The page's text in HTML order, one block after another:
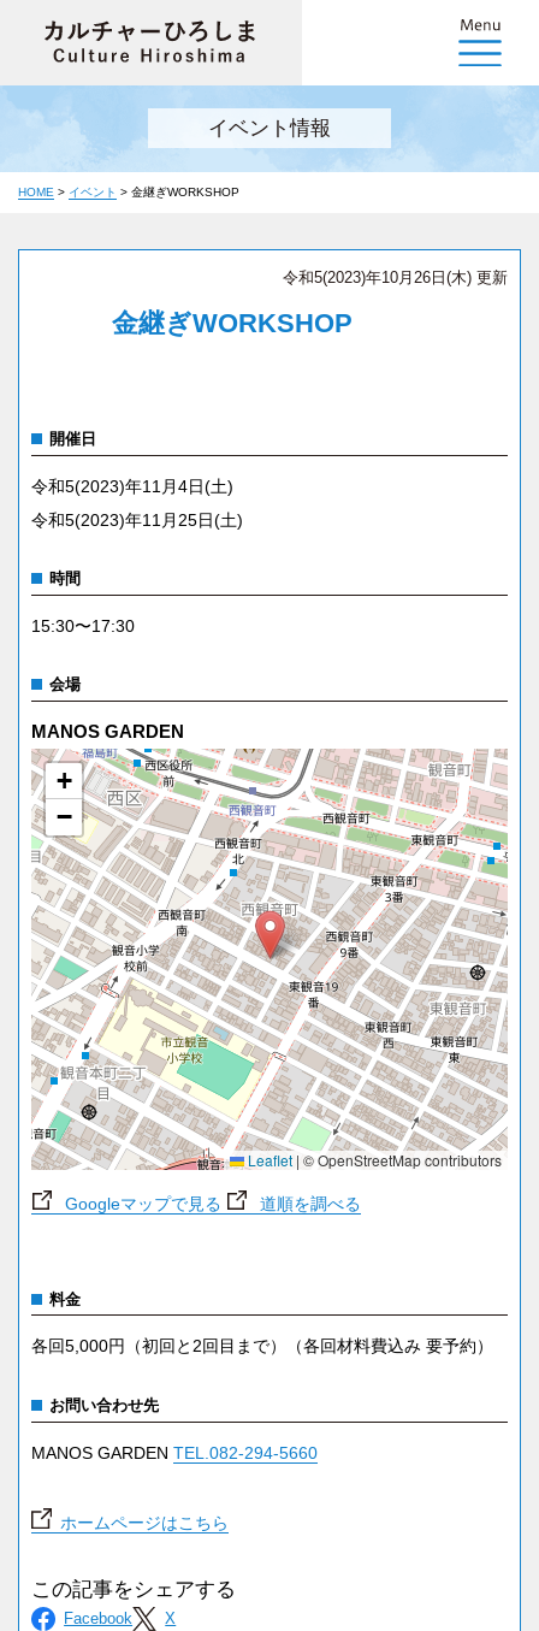
イベント情報
HOME > イベント > 金継ぎWORKSHOP
令和5(2023)年10月26日(木) 更新
金継ぎWORKSHOP
開催日
令和5(2023)年11月4日(土)
令和5(2023)年11月25日(土)
時間
15:30〜17:30
会場
MANOS GARDEN
+
−
Leaflet | © OpenStreetMap contributors
Googleマップで見る 道順を調べる
料金
各回5,000円（初回と2回目まで）（各回材料費込み 要予約）
お問い合わせ先
MANOS GARDEN TEL.082-294-5660
ホームページはこちら